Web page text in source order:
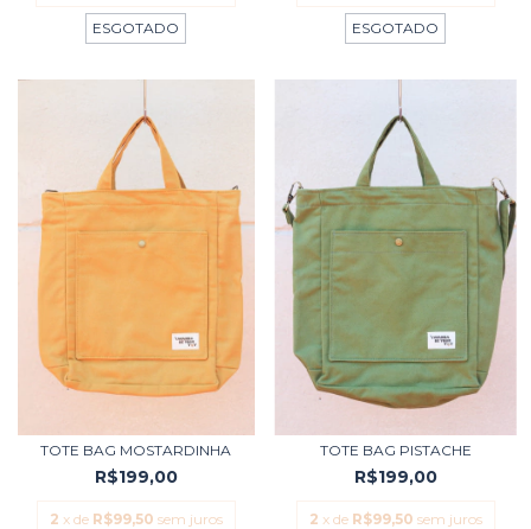
ESGOTADO ESGOTADO
TOTE BAG MOSTARDINHA
R$199,00
2 x de R$99,50 sem juros
TOTE BAG PISTACHE
R$199,00
2 x de R$99,50 sem juros